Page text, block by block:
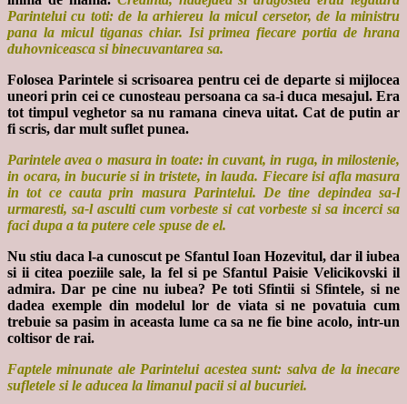
Parintelui cu toti: de la arhiereu la micul cersetor, de la ministru
pana la micul tiganas chiar. Isi primea fiecare portia de hrana
duhovniceasca si binecuvantarea sa.
Folosea Parintele si scrisoarea pentru cei de departe si mijlocea
uneori prin cei ce cunosteau persoana ca sa-i duca mesajul. Era
tot timpul veghetor sa nu ramana cineva uitat. Cat de putin ar
fi scris, dar mult suflet punea.
Parintele avea o masura in toate: in cuvant, in ruga, in milostenie,
in ocara, in bucurie si in tristete, in lauda. Fiecare isi afla masura
in tot ce cauta prin masura Parintelui. De tine depindea sa-l
urmaresti, sa-l asculti cum vorbeste si cat vorbeste si sa incerci sa
faci dupa a ta putere cele spuse de el.
Nu stiu daca l-a cunoscut pe Sfantul Ioan Hozevitul, dar il iubea
si ii citea poeziile sale, la fel si pe Sfantul Paisie Velicikovski il
admira. Dar pe cine nu iubea? Pe toti Sfintii si Sfintele, si ne
dadea exemple din modelul lor de viata si ne povatuia cum
trebuie sa pasim in aceasta lume ca sa ne fie bine acolo, intr-un
coltisor de rai.
Faptele minunate ale Parintelui acestea sunt: salva de la inecare
sufletele si le aducea la limanul pacii si al bucuriei.